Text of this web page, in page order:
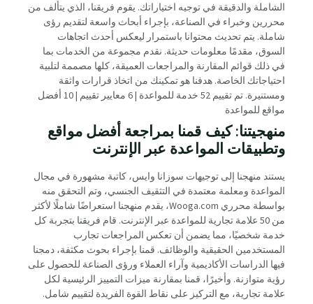
الشاملة والدقيقة في توجيه اختياراتك. يقوم فريقنا، الذي يتألف من
محررين وخبراء في الصناعة، بإجراء أبحاث واسعة لتقديم رؤى
شاملة. يتم تحديث محتوانا باستمرار ليعكس أحدث اتجاهات
السوق، مقدمًا معلومات حديثة. نقدم مجموعة من الخدمات بما
في ذلك قوائم المقارنة والمراجعات العميقة، كلها مصممة لتلبية
احتياجاتك الخاصة. هدفنا هو تمكينك من اتخاذ قرارات واثقة
ومستنيرة. تم تقييم 52 خدمة للمواعدة | 6 معايير تقييم | 10 أفضل
مواقع للمواعدة
منهجيتنا: كيف قمنا بمراجعة أفضل مواقع
وتطبيقات المواعدة عبر الإنترنت
يستند منهجنا إلى توجيهات سوزانا وايس، كاتبة مشهورة في مجال
المواعدة ومعلمة معتمدة في التثقيف الجنسي، وتم التحقق منه
بواسطة محرري Wooga.com، يقدم منهجنا استعراضًا شاملًا لأكثر
من 50 علامة تجارية للمواعدة عبر الإنترنت. قام فريقنا بتجربة كل
خدمة شخصيًا، مما يضمن أن تعكس المراجعات تجارب
المستخدمين الحقيقية والوظائف. قمنا بإجراء بحوث مكثفة، دمجنا
فيها الدراسات الأكاديمية وآراء العملاء ورؤى الصناعة للحصول على
رؤية متوازنة. وأخيرًا، قمنا بمقارنة ميزات التمييز الرئيسية لكل
علامة تجارية، مع التركيز على نقاط القوة الفريدة لتقييم شامل.